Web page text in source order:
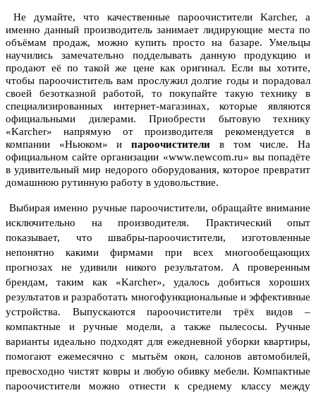
Не думайте, что качественные пароочистители Karcher, а
именно данный производитель занимает лидирующие места по
объёмам продаж, можно купить просто на базаре. Умельцы
научились замечательно подделывать данную продукцию и
продают её по такой же цене как оригинал. Если вы хотите,
чтобы пароочиститель вам прослужил долгие годы и порадовал
своей безотказной работой, то покупайте такую технику в
специализированных интернет-магазинах, которые являются
официальными дилерами. Приобрести бытовую технику
«Karcher» напрямую от производителя рекомендуется в
компании «Ньюком» ипароочистители в том числе. На
официальном сайте организации «www.newcom.ru» вы попадёте
в удивительный мир недорого оборудования, которое превратит
домашнюю рутинную работу в удовольствие.
Выбирая именно ручные пароочистители, обращайте внимание
исключительно на производителя.
Практический опыт
показывает, что швабры-пароочистители, изготовленные
непонятно какими фирмами при всех многообещающих
прогнозах не удивили никого результатом. А проверенным
брендам, таким как «Karcher», удалось добиться хороших
результатов и разработать многофункциональные и эффективные
устройства. Выпускаются пароочистители трёх видов –
компактные и ручные модели, а также пылесосы. Ручные
варианты идеально подходят для ежедневной уборки квартиры,
помогают ежемесячно с мытьём окон, салонов автомобилей,
превосходно чистят ковры и любую обивку мебели. Компактные
пароочистители можно отнести к среднему классу между